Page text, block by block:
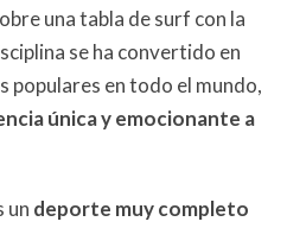
una tabla de surf con la
se ha convertido en
populares en todo el mundo,
única y emocionante a
un deporte muy completo